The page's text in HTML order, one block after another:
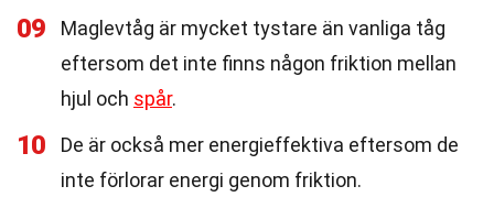
09
Maglevtåg är mycket tystare än vanliga tåg
eftersom det inte finns någon friktion mellan
hjul och spår.
10
De är också mer energieffektiva eftersom de
inte förlorar energi genom friktion.